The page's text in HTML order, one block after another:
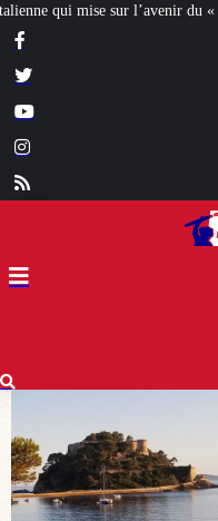
nucléaire » Face aux